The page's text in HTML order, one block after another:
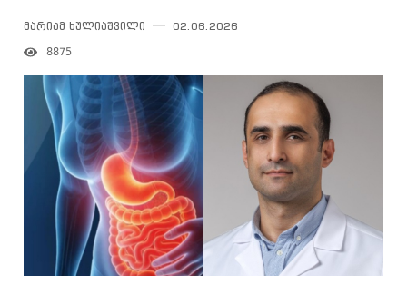
მარიამ ხულიაშვილი 02.06.2026
8875